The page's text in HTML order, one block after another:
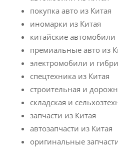
покупка авто из Китая
иномарки из Китая
китайские автомобили
премиальные авто из
электромобили и
спецтехника из Китая
строительная и
складская и
запчасти из Китая
автозапчасти из Китая
оригинальные